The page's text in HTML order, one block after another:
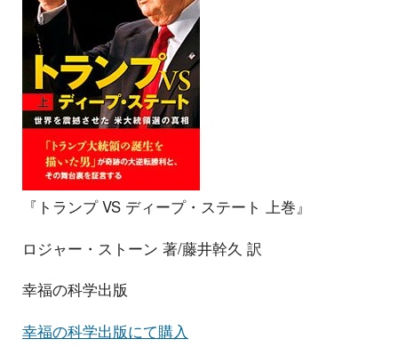
『トランプ VS ディープ・ステート 上巻』
ロジャー・ストーン 著/藤井幹久 訳
幸福の科学出版
幸福の科学出版にて購入